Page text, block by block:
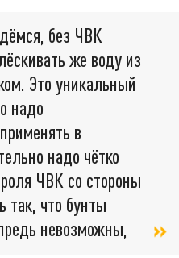
без ЧВК
же воду из
Это уникальный
надо
в
надо чётко
ЧВК со стороны
так, что бунты
невозможны,